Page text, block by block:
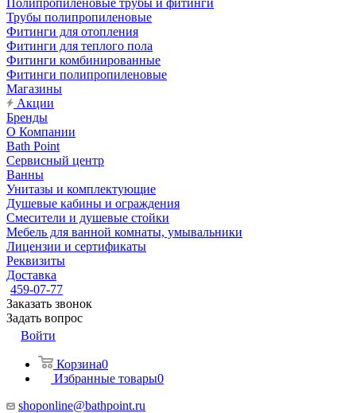
Полипропиленовые трубы и фитинги
Трубы полипропиленовые
Фитинги для отопления
Фитинги для теплого пола
Фитинги комбинированные
Фитинги полипропиленовые
Магазины
Акции
Бренды
О Компании
Bath Point
Сервисный центр
Ванны
Унитазы и комплектующие
Душевые кабины и ограждения
Смесители и душевые стойки
Мебель для ванной комнаты, умывальники
Лицензии и сертификаты
Реквизиты
Доставка
459-07-77
Заказать звонок
Задать вопрос
Войти
Корзина0
Избранные товары0
shoponline@bathpoint.ru